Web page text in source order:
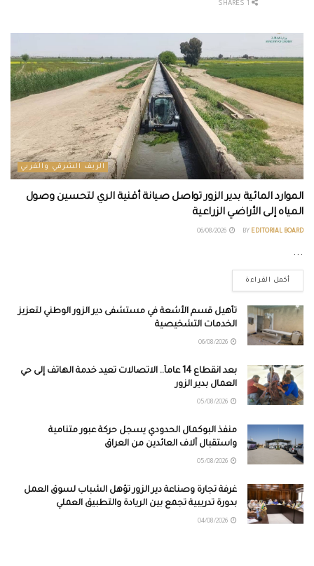
الريف الشرقي والغربي
الموارد المائية بدير الزور تواصل صيانة أقنية الري لتحسين وصول
المياه إلى الأراضي الزراعية
BY EDITORIAL BOARD
...
أكمل القراءة
تأهيل قسم الأشعة في مستشفى دير الزور الوطني لتعزيز
الخدمات التشخيصية
بعد انقطاع 14 عاماً.. الاتصالات تعيد خدمة الهاتف إلى حي
العمال بدير الزور
منفذ البوكمال الحدودي يسجل حركة عبور متنامية
واستقبال آلاف العائدين من العراق
غرفة تجارة وصناعة دير الزور تؤهل الشباب لسوق العمل
بدورة تدريبية تجمع بين الريادة والتطبيق العملي